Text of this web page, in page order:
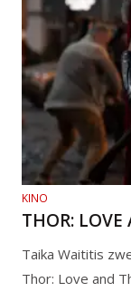
KINO
THOR:
Taika Waititis
Thor: Love and